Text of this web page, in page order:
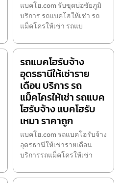
แบคโฮ.com รับขุดบ่อชัยภูมิ
บริการ รถแบคโฮให้เช่า รถ
แม็คโครให้เช่า รถแบ
รถแบคโฮรับจ้าง
อุดรธานีให้เช่าราย
เดือน บริการ รถ
แม็คโครให้เช่า รถแบค
โฮรับจ้าง แบคโฮรับ
เหมา ราคาถูก
แบคโฮ.com รถแบคโฮรับจ้าง
อุดรธานีให้เช่ารายเดือน
บริการรถแม็คโครให้เช่า